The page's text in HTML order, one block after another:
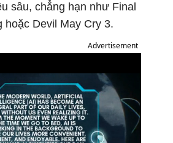
sâu, chẳng hạn như Final
hoặc Devil May Cry 3.
Advertisement